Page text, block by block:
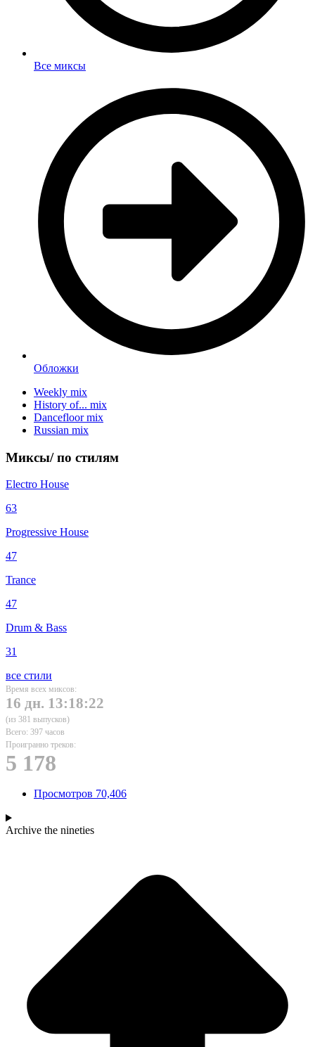
Все миксы
Обложки
Weekly mix
History of... mix
Dancefloor mix
Russian mix
Миксы/по стилям
Electro House
63
Progressive House
47
Trance
47
Drum & Bass
31
все стили
Время всех миксов:
16 дн. 13:18:22
(из 381 выпусков)
Всего: 397 часов
Проигранно треков:
5 178
Просмотров 70,406
Archive the nineties